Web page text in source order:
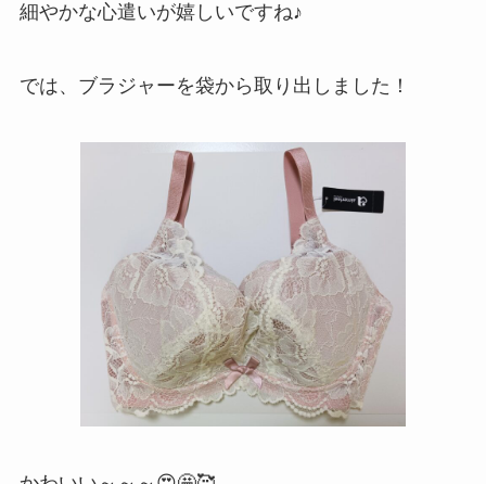
細やかな心遣いが嬉しいですね♪
では、ブラジャーを袋から取り出しました！